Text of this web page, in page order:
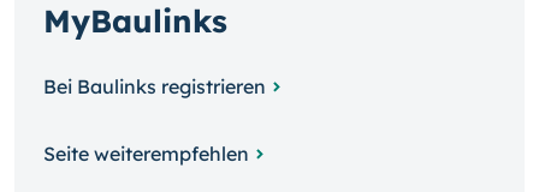
MyBaulinks
Bei Baulinks registrieren
Seite weiterempfehlen